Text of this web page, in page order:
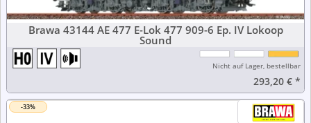
Brawa 43144 AE 477 E-Lok 477 909-6 Ep. IV Lokoop
Sound
Nicht auf Lager, bestellbar
293,20 €*
-33%